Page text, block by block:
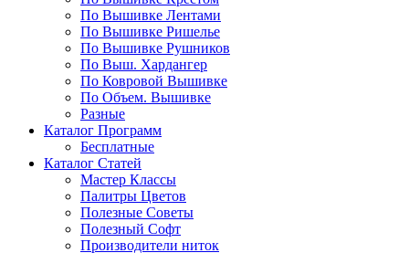
По Вышивке Лентами
По Вышивке Ришелье
По Вышивке Рушников
По Выш. Хардангер
По Ковровой Вышивке
По Объем. Вышивке
Разные
Каталог Программ
Бесплатные
Каталог Статей
Мастер Классы
Палитры Цветов
Полезные Советы
Полезный Софт
Производители ниток